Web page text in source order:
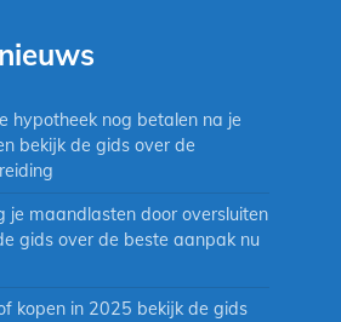
hypotheek nog betalen na je
bekijk de gids over de
je maandlasten door oversluiten
gids over de beste aanpak nu
kopen in 2025 bekijk de gids